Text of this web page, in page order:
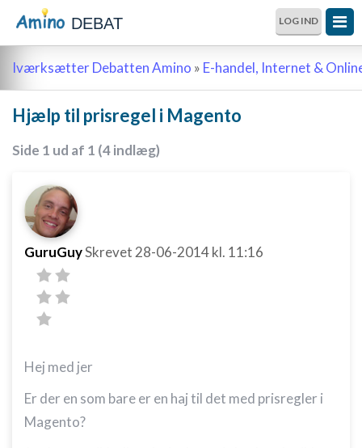
DEBAT LOG IND
Iværksætter Debatten Amino » E-handel, Internet &
Hjælp til prisregel i Magento
Side 1 ud af 1 (4 indlæg)
GuruGuySkrevet 28-06-2014kl. 11:16
Hej med jer
Er der en som bare er en haj til det med prisregler i
Magento?